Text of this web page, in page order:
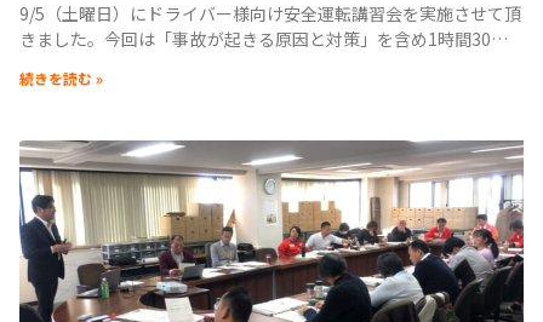
9/5（土曜日）にドライバー様向け安全運転講習会を実施させて頂
きました。今回は「事故が起きる原因と対策」を含め1時間30分
事故が起きる原因と対策２．事故と習慣
続きを読む »